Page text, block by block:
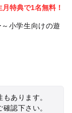
特典で1名無料！
小学生向けの遊
あります。
認下さい。